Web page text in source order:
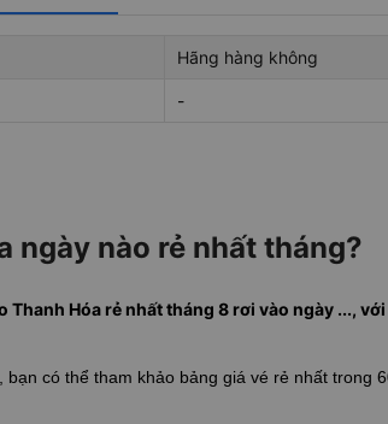
Hãng hàng không
-
ngày nào rẻ nhất tháng?
Thanh Hóa rẻ nhất tháng 8 rơi vào ngày ...,
bạn có thể tham khảo bảng giá vé rẻ nhất trong